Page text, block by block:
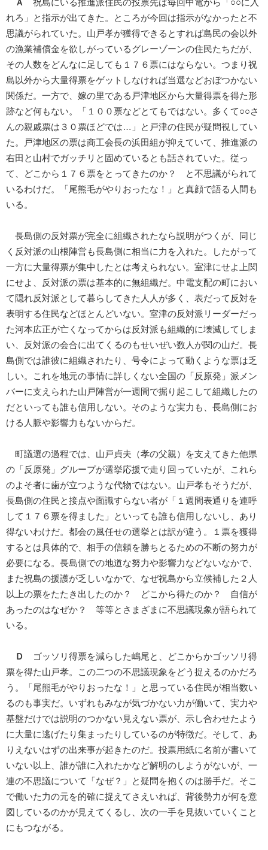
Ａ
祝島にいる推進派住民の投票先は毎回中電から「○○に入
れろ」と指示が出てきた。ところが今回は指示がなかったと不
思議がられていた。山戸孝が獲得できるとすれば島民の会以外
の漁業補償金を欲しがっているグレーゾーンの住民たちだが、
その人数をどんなに足しても１７６票にはならない。つまり祝
島以外から大量得票をゲットしなければ当選などおぼつかない
関係だ。一方で、嫁の里である戸津地区から大量得票を得た形
跡など何もない。「１００票などとてもではない。多くて○○さ
んの親戚票は３０票ほどでは…」と戸津の住民が疑問視してい
た。戸津地区の票は商工会長の浜田組が抑えていて、推進派の
右田と山村でガッチリと固めているとも話されていた。従っ
て、どこから１７６票をとってきたのか？ と不思議がられて
いるわけだ。「尾熊毛がやりおったな！」と真顔で語る人間も
いる。
長島側の反対票が完全に組織されたなら説明がつくが、同じ
く反対派の山根陣営も長島側に相当に力を入れた。したがって
一方に大量得票が集中したとは考えられない。室津にせよ上関
にせよ、反対派の票は基本的に無組織だ。中電支配の町におい
て隠れ反対派として暮らしてきた人人が多く、表だって反対を
表明する住民などほとんどいない。室津の反対派リーダーだっ
た河本広正が亡くなってからは反対派も組織的に壊滅してしま
い、反対派の会合に出てくるのもせいぜい数人が関の山だ。長
島側では誰彼に組織されたり、号令によって動くような票は乏
しい。これを地元の事情に詳しくない全国の「反原発」派メン
バーに支えられた山戸陣営が一週間で掘り起こして組織したの
だといっても誰も信用しない。そのような実力も、長島側にお
ける人脈や影響力もないからだ。
町議選の過程では、山戸貞夫（孝の父親）を支えてきた他県
の「反原発」グループが選挙応援で走り回っていたが、これら
のよそ者に歯が立つような代物ではない。山戸孝もそうだが、
長島側の住民と接点や面識すらない者が「１週間表通りを連呼
して１７６票を得ました」といっても誰も信用しないし、あり
得ないわけだ。都会の風任せの選挙とは訳が違う。１票を獲得
するとは具体的で、相手の信頼を勝ちとるための不断の努力が
必要になる。長島側での地道な努力や影響力などないなかで、
また祝島の援護が乏しいなかで、なぜ祝島から立候補した２人
以上の票をたたき出したのか？ どこから得たのか？ 自信が
あったのはなぜか？ 等等とさまざまに不思議現象が語られて
いる。
Ｄ
ゴッソリ得票を減らした嶋尾と、どこからかゴッソリ得
票を得た山戸孝。この二つの不思議現象をどう捉えるのかだろ
う。「尾熊毛がやりおったな！」と思っている住民が相当数い
るのも事実だ。いずれもみなが気づかない力が働いて、実力や
基盤だけでは説明のつかない見えない票が、示し合わせたよう
に大量に逃げたり集まったりしているのが特徴だ。そして、あ
りえないはずの出来事が起きたのだ。投票用紙に名前が書いて
いない以上、誰が誰に入れたかなど解明のしようがないが、一
連の不思議について「なぜ？」と疑問を抱くのは勝手だ。そこ
で働いた力の元を的確に捉えてさえいれば、背後勢力が何を意
図しているのかが見えてくるし、次の一手を見抜いていくこと
にもつながる。